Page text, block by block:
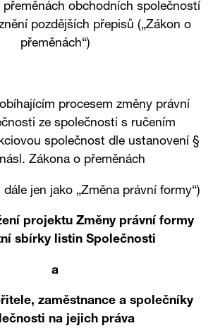
obchodních společností
pozdějších přepisů („Zákon o
přeměnách“)
procesem změny právní
ze společnosti s ručením
společnost dle ustanovení §
Zákona o přeměnách
jen jako „Změna právní formy“)
projektu Změny právní formy
sbírky listin Společnosti
a
zaměstnance a společníky
na jejich práva